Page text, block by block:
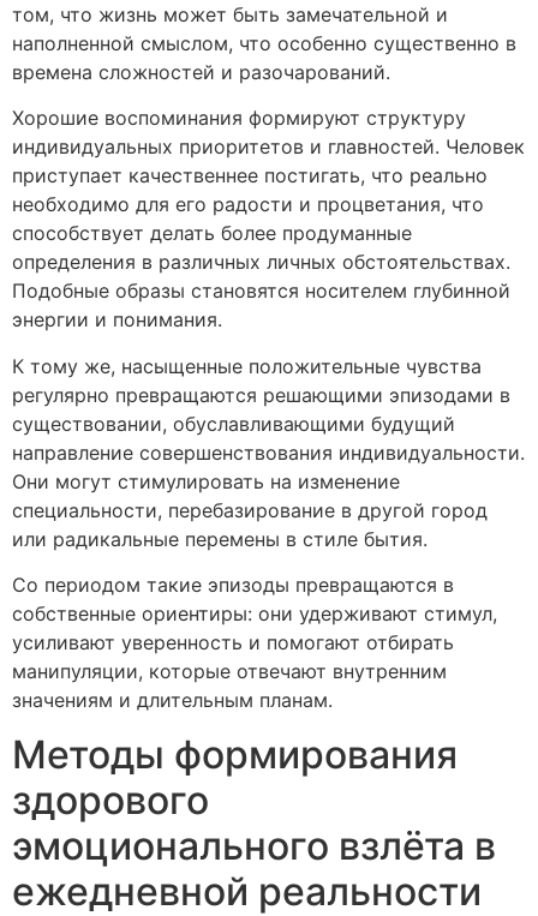
том, что жизнь может быть замечательной и
наполненной смыслом, что особенно существенно в
времена сложностей и разочарований.
Хорошие воспоминания формируют структуру
индивидуальных приоритетов и главностей. Человек
приступает качественнее постигать, что реально
необходимо для его радости и процветания, что
способствует делать более продуманные
определения в различных личных обстоятельствах.
Подобные образы становятся носителем глубинной
энергии и понимания.
К тому же, насыщенные положительные чувства
регулярно превращаются решающими эпизодами в
существовании, обуславливающими будущий
направление совершенствования индивидуальности.
Они могут стимулировать на изменение
специальности, перебазирование в другой город
или радикальные перемены в стиле бытия.
Со периодом такие эпизоды превращаются в
собственные ориентиры: они удерживают стимул,
усиливают уверенность и помогают отбирать
манипуляции, которые отвечают внутренним
значениям и длительным планам.
Методы формирования
здорового
эмоционального взлёта в
ежедневной реальности